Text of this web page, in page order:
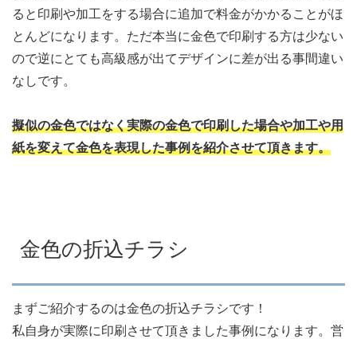
ると印刷や加工をする場合に追加で料金がかかることがほ
とんどになります。ただ本当に金色で印刷する方は少ない
ので逆にとても高級感が出てデザインに差が出る事間違い
なしです。
擬似の金色ではなく実際の金色で印刷した場合や加工や用
紙を変えて金色を表現した事例を紹介させて頂きます。
金色の折込チラシ
まずご紹介するのは金色の折込チラシです！
私自身が実際に印刷させて頂きました事例になります。営